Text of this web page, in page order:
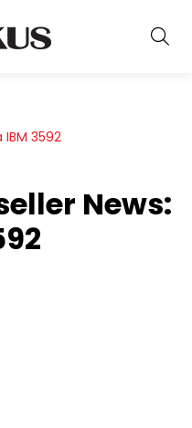
3592
News: